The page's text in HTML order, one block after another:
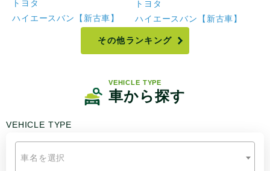
トヨタ
ハイエースバン【新古車】
トヨタ
ハイエースバン【新古車】
その他ランキング
VEHICLE TYPE
車から探す
VEHICLE TYPE
車名を選択